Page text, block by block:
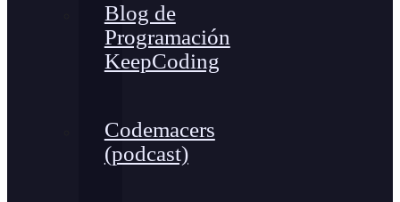
Blog de
Programación
KeepCoding
Codemacers
(podcast)